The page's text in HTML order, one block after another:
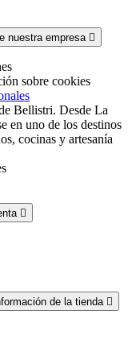
nuestra empresa 
sobre cookies
Bellistri. Desde La
en uno de los destinos
cocinas y artesanía

de la tienda 